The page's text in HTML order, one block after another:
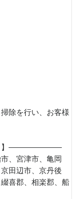
除を行い、お客様
！】———————
、宮津市、亀岡
田辺市、京丹後
喜郡、相楽郡、船